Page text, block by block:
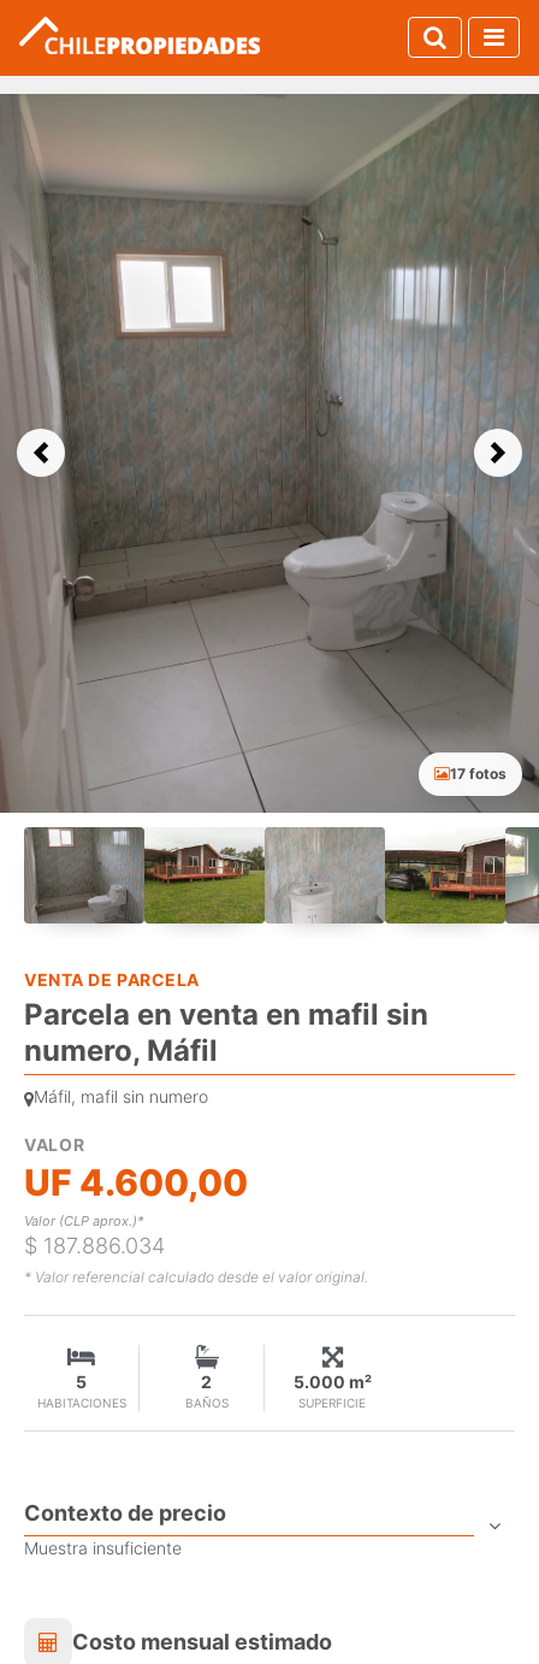
Previous Next
17 fotos
VENTA DE PARCELA
Parcela en venta en mafil sin
numero, Máfil
Máfil, mafil sin numero
VALOR
UF 4.600,00
Valor (CLP aprox.)*
$ 187.886.034
* Valor referencial calculado desde el valor original.
HABITACIONES
5
BAÑOS
2
SUPERFICIE
5.000 m²
Contexto de precio
Muestra insuficiente
Costo mensual estimado
Costo mensual estimado